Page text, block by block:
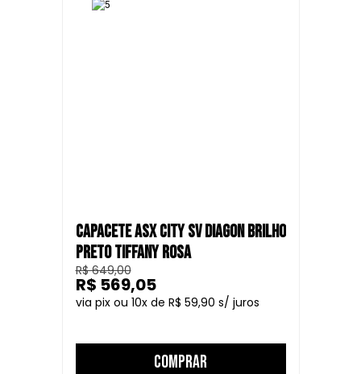
CAPACETE ASX CITY SV DIAGON BRILHO
PRETO TIFFANY ROSA
R$ 649,00
10
R$ 59,90
R$ 569,05
COMPRAR